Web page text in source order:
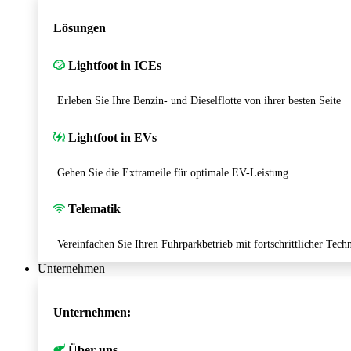
Lösungen
Lightfoot in ICEs
Erleben Sie Ihre Benzin- und Dieselflotte von ihrer besten Seite
Lightfoot in EVs
Gehen Sie die Extrameile für optimale EV-Leistung
Telematik
Vereinfachen Sie Ihren Fuhrparkbetrieb mit fortschrittlicher
Unternehmen
Unternehmen: